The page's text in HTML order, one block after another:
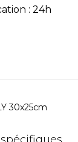
: 24h
30x25cm